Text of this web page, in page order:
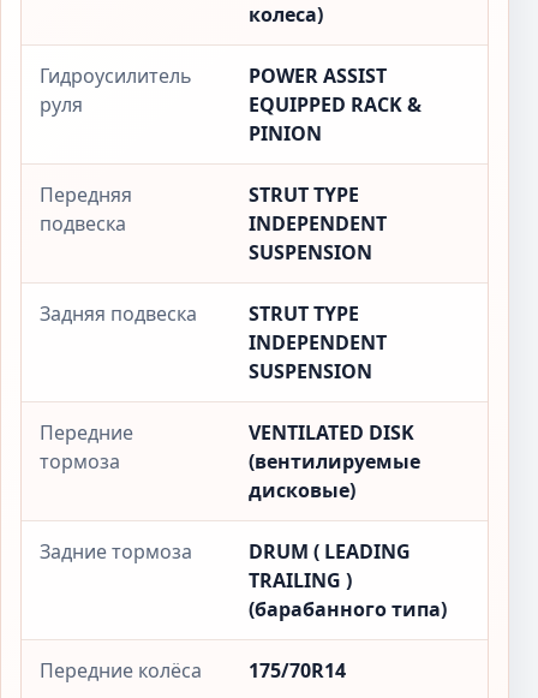
колеса)
Гидроусилитель
руля
POWER ASSIST
EQUIPPED RACK &
PINION
Передняя
подвеска
STRUT TYPE
INDEPENDENT
SUSPENSION
Задняя подвеска
STRUT TYPE
INDEPENDENT
SUSPENSION
Передние
тормоза
VENTILATED DISK
(вентилируемые
дисковые)
Задние тормоза
DRUM ( LEADING
TRAILING )
(барабанного типа)
Передние колёса 175/70R14